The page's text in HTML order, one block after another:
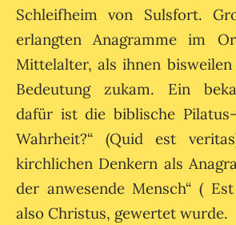
Schleifheim von Sulsfort.
erlangten Anagramme im
Mittelalter, als ihnen
Bedeutung zukam. Ein
dafür ist die biblische
Wahrheit?“ (Quid est
kirchlichen Denkern als
der anwesende Mensch“ (
also Christus, gewertet wurde.